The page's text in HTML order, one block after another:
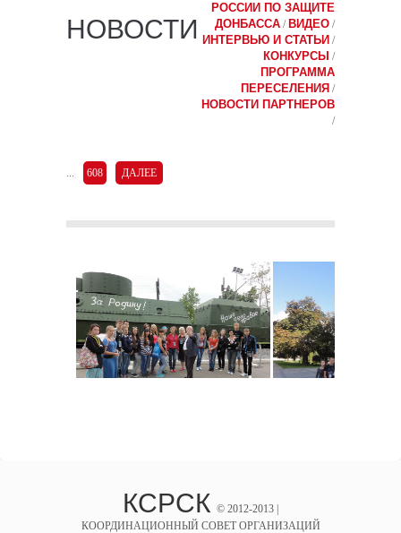
НОВОСТИ
РОССИИ ПО ЗАЩИТЕ
ДОНБАССА / ВИДЕО /
ИНТЕРВЬЮ И СТАТЬИ /
КОНКУРСЫ /
ПРОГРАММА
ПЕРЕСЕЛЕНИЯ /
НОВОСТИ ПАРТНЕРОВ
/
... 608 ДАЛЕЕ
КСРСК © 2012-2013 |
КООРДИНАЦИОННЫЙ СОВЕТ ОРГАНИЗАЦИЙ